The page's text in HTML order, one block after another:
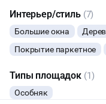
Интерьер/стиль (7)
Большие окна
Покрытие паркетное
Типы площадок (1)
Особняк
ВЫПУСКНЫЕ
ДИСКОТЕКА
СВИДАНИЯ